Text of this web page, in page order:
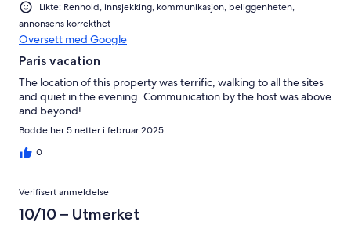
Likte: Renhold, innsjekking, kommunikasjon, beliggenheten,
annonsens korrekthet
Oversett med Google
Paris vacation
The location of this property was terrific, walking to all the sites
and quiet in the evening. Communication by the host was above
and beyond!
Bodde her 5 netter i februar 2025
0
Verifisert anmeldelse
10/10 – Utmerket